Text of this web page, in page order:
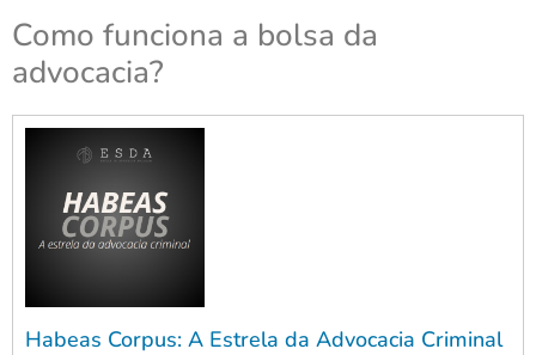
Como funciona a bolsa da
advocacia?
Habeas Corpus: A Estrela da Advocacia Criminal